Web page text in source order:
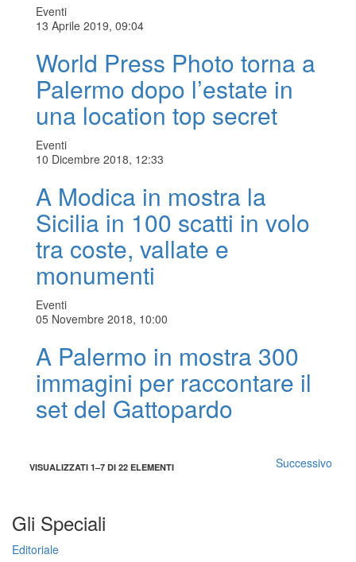
Eventi
13 Aprile 2019, 09:04
World Press Photo torna a
Palermo dopo l’estate in
una location top secret
Eventi
10 Dicembre 2018, 12:33
A Modica in mostra la
Sicilia in 100 scatti in volo
tra coste, vallate e
monumenti
Eventi
05 Novembre 2018, 10:00
A Palermo in mostra 300
immagini per raccontare il
set del Gattopardo
VISUALIZZATI 1–7 DI 22 ELEMENTI Successivo
Gli Speciali
Editoriale